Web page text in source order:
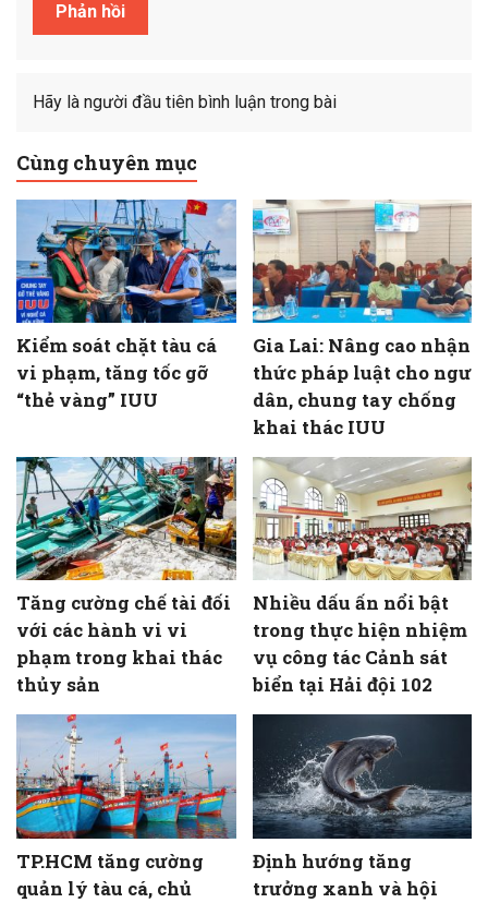
Hãy là người đầu tiên bình luận trong bài
Cùng chuyên mục
Kiểm soát chặt tàu cá
vi phạm, tăng tốc gỡ
“thẻ vàng” IUU
Gia Lai: Nâng cao nhận
thức pháp luật cho ngư
dân, chung tay chống
khai thác IUU
Tăng cường chế tài đối
với các hành vi vi
phạm trong khai thác
thủy sản
Nhiều dấu ấn nổi bật
trong thực hiện nhiệm
vụ công tác Cảnh sát
biển tại Hải đội 102
TP.HCM tăng cường
quản lý tàu cá, chủ
Định hướng tăng
trưởng xanh và hội